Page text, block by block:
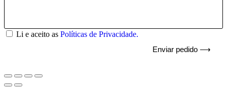
Li e aceito as Políticas de Privacidade.
Enviar pedido ⟶